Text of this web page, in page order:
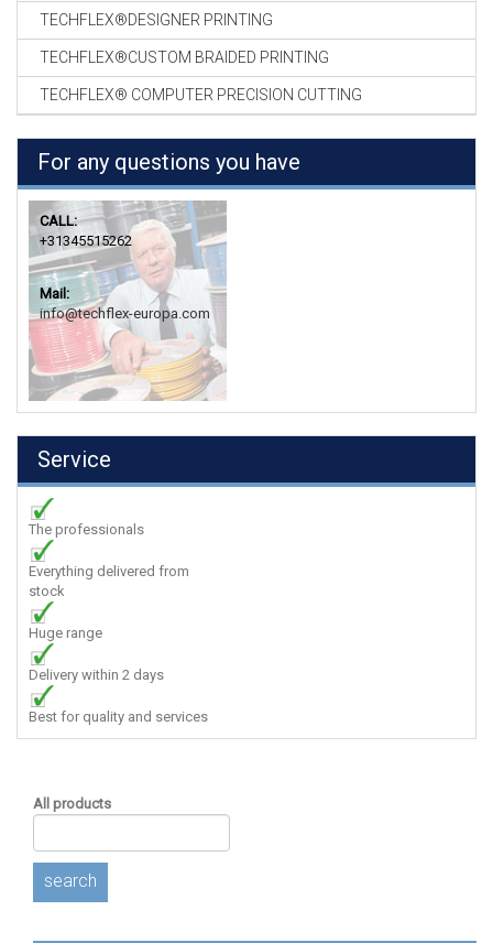
TECHFLEX®DESIGNER PRINTING
TECHFLEX®CUSTOM BRAIDED PRINTING
TECHFLEX® COMPUTER PRECISION CUTTING
For any questions you have
CALL:
+31345515262
Mail:
info@techflex-europa.com
Service
The professionals
Everything delivered from
stock
Huge range
Delivery within 2 days
Best for quality and services
All products
search